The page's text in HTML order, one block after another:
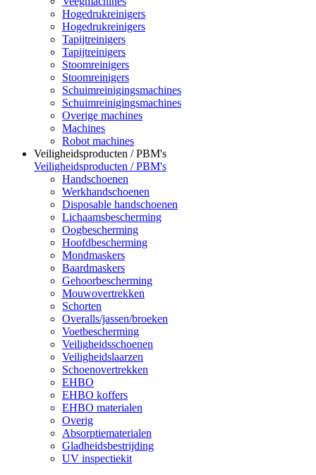
Hogedrukreinigers
Hogedrukreinigers
Tapijtreinigers
Tapijtreinigers
Stoomreinigers
Stoomreinigers
Schuimreinigingsmachines
Schuimreinigingsmachines
Overige machines
Machines
Robot machines
Veiligheidsproducten / PBM's
Veiligheidsproducten / PBM's
Handschoenen
Werkhandschoenen
Disposable handschoenen
Lichaamsbescherming
Oogbescherming
Hoofdbescherming
Mondmaskers
Baardmaskers
Gehoorbescherming
Mouwovertrekken
Schorten
Overalls/jassen/broeken
Voetbescherming
Veiligheidsschoenen
Veiligheidslaarzen
Schoenovertrekken
EHBO
EHBO koffers
EHBO materialen
Overig
Absorptiematerialen
Gladheidsbestrijding
UV inspectiekit